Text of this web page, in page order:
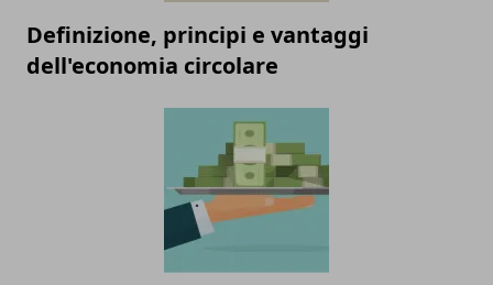
Definizione, principi e vantaggi
dell'economia circolare